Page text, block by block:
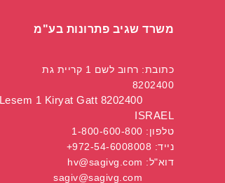
משרד שגיב פתרונות בע"מ
כתובת: רחוב לשם 1 קריית גת
8202400
Lesem 1 Kiryat Gatt 8202400
ISRAEL
טלפון: 1-800-600-800
נייד: 972-54-6008008+
דוא"ל: hv@sagivg.com
sagiv@sagivg.com